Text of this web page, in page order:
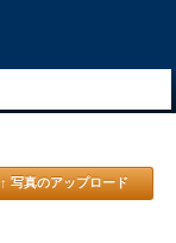
↑ 写真のアップロード